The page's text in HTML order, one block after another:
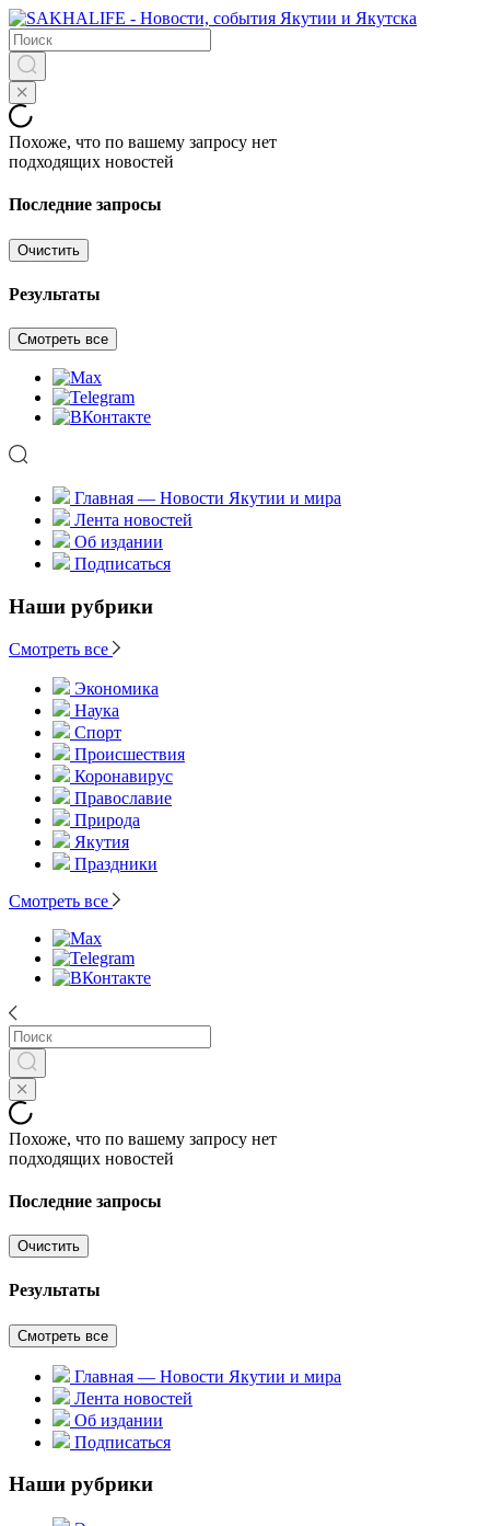
Похоже, что по вашему запросу нет
подходящих новостей
Последние запросы
Очистить
Результаты
Смотреть все
Главная — Новости Якутии и мира
Лента новостей
Об издании
Подписаться
Наши рубрики
Смотреть все
Экономика
Наука
Спорт
Происшествия
Коронавирус
Православие
Природа
Якутия
Праздники
Смотреть все
Похоже, что по вашему запросу нет
подходящих новостей
Последние запросы
Очистить
Результаты
Смотреть все
Главная — Новости Якутии и мира
Лента новостей
Об издании
Подписаться
Наши рубрики